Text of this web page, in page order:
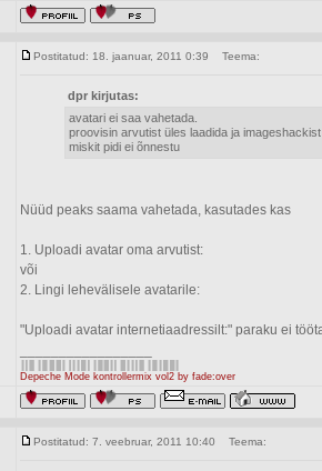
Postitatud: 18. jaanuar, 2011 0:39 Teema:
dpr kirjutas:
avatari ei saa vahetada.
proovisin arvutist üles laadida ja
miskit pidi ei õnnestu
Nüüd peaks saama vahetada, kasutades kas
1. Uploadi avatar oma arvutist:
või
2. Lingi lehevälisele avatarile:
"Uploadi avatar internetiaadressilt:" paraku ei
Depeche Mode kontrollermix vol2 by fade:over
Postitatud: 7. veebruar, 2011 10:40 Teema: